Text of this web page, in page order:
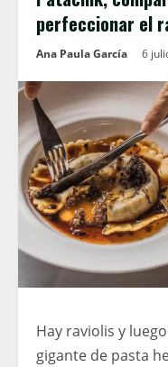
perfeccionar el
Ana Paula García 6
Hay raviolis y
gigante de pasta